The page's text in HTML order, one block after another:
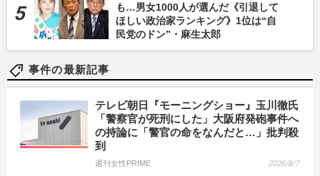
も…男女1000人が選んだ《引退して
ほしい政治家ランキング》1位は“自
民党のドン”・麻生太郎
事件の最新記事
テレビ朝日『モーニングショー』玉川徹氏
「警察官が死刑にした」大阪府発砲事件へ
の持論に「警官の命をなんだと…」批判殺
到
週刊女性PRIME 2026/8/7